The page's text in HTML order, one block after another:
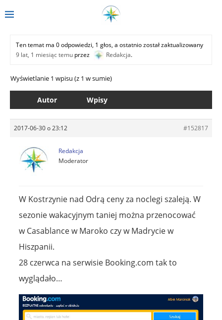
Ten temat ma 0 odpowiedzi, 1 głos, a ostatnio został zaktualizowany
9 lat, 1 miesiąc temu przez Redakcja.
Wyświetlanie 1 wpisu (z 1 w sumie)
Autor Wpisy
2017-06-30 o 23:12 #152817
Redakcja
Moderator
W Kostrzynie nad Odrą ceny za noclegi szaleją. W
sezonie wakacyjnym taniej można przenocować
w Casablance w Maroko czy w Madrycie w
Hiszpanii.
28 czerwca na serwisie Booking.com tak to
wyglądało…